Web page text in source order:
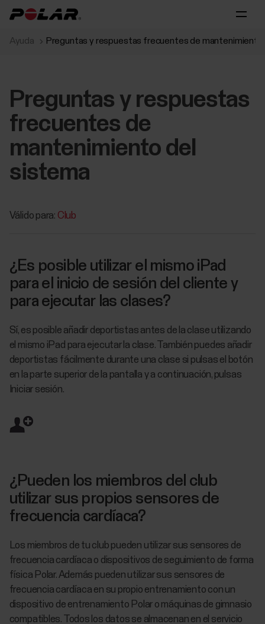
Ayuda Preguntas y respuestas frecuentes de
Preguntas y respuestas
frecuentes de
mantenimiento del
sistema
Válido para: Club
¿Es posible utilizar el mismo iPad
para el inicio de sesión del cliente y
para ejecutar las clases?
Sí, es posible añadir deportistas antes de la clase utilizando
el mismo iPad para ejecutar la clase. También puedes añadir
deportistas fácilmente durante una clase si pulsas el botón
en la parte superior de la pantalla y a continuación, pulsas
Iniciar sesión.
¿Pueden los miembros del club
utilizar sus propios sensores de
frecuencia cardíaca?
Los miembros de tu club pueden utilizar sus sensores de
frecuencia cardíaca o dispositivos de seguimiento de forma
física Polar. Además pueden utilizar sus sensores de
frecuencia cardíaca en su propio entrenamiento con un
dispositivo de entrenamiento Polar o máquinas de gimnasio
compatibles. Todos los datos se almacenan en el servicio